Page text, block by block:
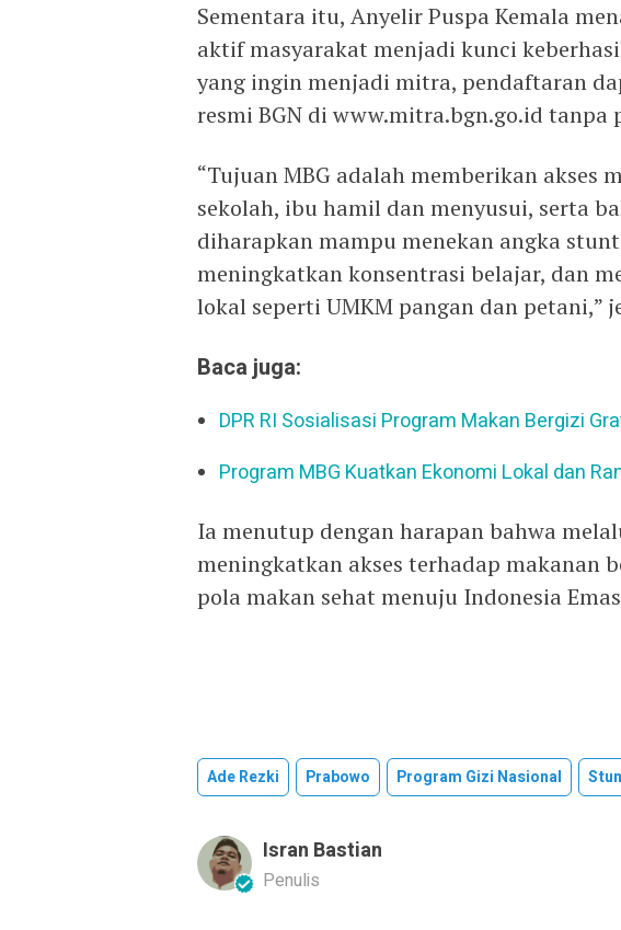
Sementara itu, Anyelir Puspa Kemala
aktif masyarakat menjadi kunci
yang ingin menjadi mitra, pendaftaran
resmi BGN di www.mitra.bgn.go.id tanpa
“Tujuan MBG adalah memberikan akses
sekolah, ibu hamil dan menyusui, serta
diharapkan mampu menekan angka
meningkatkan konsentrasi belajar, dan
lokal seperti UMKM pangan dan petani,”
Baca juga:
DPR RI Sosialisasi Program Makan Bergizi
Program MBG Kuatkan Ekonomi Lokal dan
Ia menutup dengan harapan bahwa
meningkatkan akses terhadap makanan
pola makan sehat menuju Indonesia
Ade Rezki Prabowo Program Gizi Nasional
Isran Bastian
Penulis